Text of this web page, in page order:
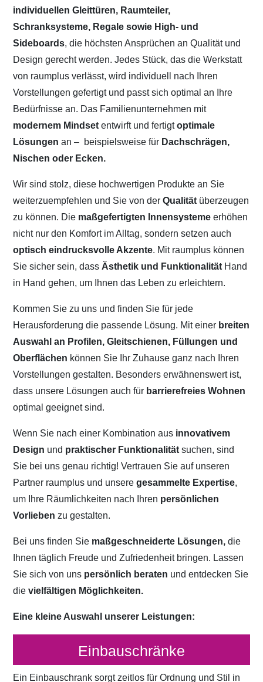
individuellen Gleittüren, Raumteiler,
Schranksysteme, Regale sowie High- und
Sideboards, die höchsten Ansprüchen an Qualität und
Design gerecht werden. Jedes Stück, das die Werkstatt
von raumplus verlässt, wird individuell nach Ihren
Vorstellungen gefertigt und passt sich optimal an Ihre
Bedürfnisse an. Das Familienunternehmen mit
modernem Mindset entwirft und fertigtoptimale
Lösungen an – beispielsweise für Dachschrägen,
Nischen oder Ecken.
Wir sind stolz, diese hochwertigen Produkte an Sie
weiterzuempfehlen und Sie von derQualität überzeugen
zu können. Die maßgefertigten Innensystemeerhöhen
nicht nur den Komfort im Alltag, sondern setzen auch
optisch eindrucksvolle Akzente. Mit raumplus können
Sie sicher sein, dass Ästhetik und Funktionalität Hand
in Hand gehen, um Ihnen das Leben zu erleichtern.
Kommen Sie zu uns und finden Sie für jede
Herausforderung die passende Lösung. Mit einer breiten
Auswahl an Profilen, Gleitschienen, Füllungen und
Oberflächen können Sie Ihr Zuhause ganz nach Ihren
Vorstellungen gestalten. Besonders erwähnenswert ist,
dass unsere Lösungen auch für barrierefreies Wohnen
optimal geeignet sind.
Wenn Sie nach einer Kombination aus innovativem
Design und praktischer Funktionalitätsuchen, sind
Sie bei uns genau richtig! Vertrauen Sie auf unseren
Partner raumplus und unseregesammelte Expertise,
um Ihre Räumlichkeiten nach Ihren persönlichen
Vorliebenzu gestalten.
Bei uns finden Sie maßgeschneiderte Lösungen, die
Ihnen täglich Freude und Zufriedenheit bringen. Lassen
Sie sich von uns persönlich beraten und entdecken Sie
dievielfältigen Möglichkeiten.
Eine kleine Auswahl unserer Leistungen:
Einbauschränke
Ein Einbauschrank sorgt zeitlos für Ordnung und Stil in